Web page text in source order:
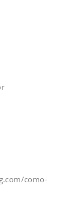
como-